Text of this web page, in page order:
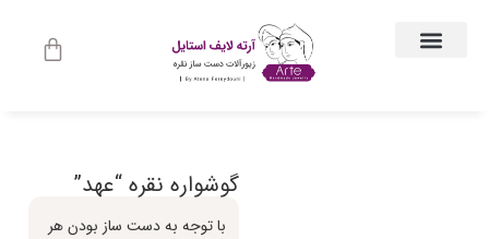
گوشواره نقره “عهد”
با توجه به دست ساز بودن هر